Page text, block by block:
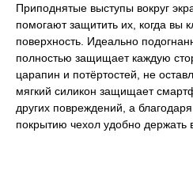
Приподнятые выступы вокруг
помогают защитить их, когда вы
поверхность. Идеально
полностью защищает каждую
царапин и потёртостей, не
мягкий силикон защищает
других повреждений, а
покрытию чехол удобно держать